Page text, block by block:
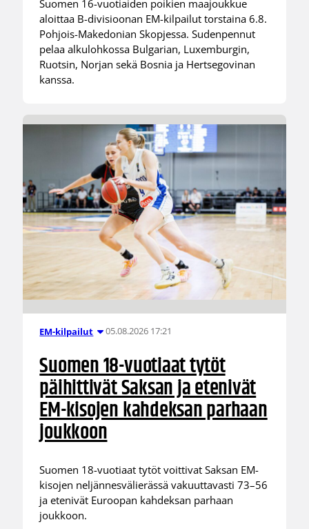
Suomen 16-vuotiaiden poikien maajoukkue
aloittaa B-divisioonan EM-kilpailut torstaina 6.8.
Pohjois-Makedonian Skopjessa. Sudenpennut
pelaa alkulohkossa Bulgarian, Luxemburgin,
Ruotsin, Norjan sekä Bosnia ja Hertsegovinan
kanssa.
EM-kilpailut 05.08.2026 17:21
Suomen 18-vuotiaat tytöt
päihittivät Saksan ja etenivät
EM-kisojen kahdeksan parhaan
joukkoon
Suomen 18-vuotiaat tytöt voittivat Saksan EM-
kisojen neljännesvälierässä vakuuttavasti 73–56
ja etenivät Euroopan kahdeksan parhaan
joukkoon.